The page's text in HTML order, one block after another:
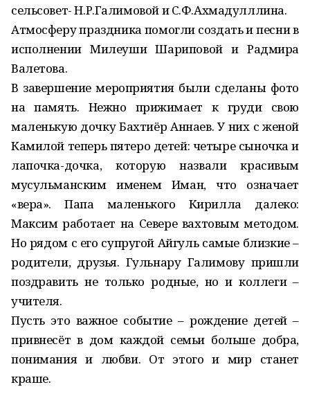
сельсовет- Н.Р.Галимовой и С.Ф.Ахмадулллина.
Атмосферу праздника помогли создать и песни в
исполнении Милеуши Шариповой и Радмира
Валетова.
В завершение мероприятия были сделаны фото
на память. Нежно прижимает к груди свою
маленькую дочку Бахтиёр Аннаев. У них с женой
Камилой теперь пятеро детей: четыре сыночка и
лапочка-дочка, которую назвали красивым
мусульманским именем Иман, что означает
«вера». Папа маленького Кирилла далеко:
Максим работает на Севере вахтовым методом.
Но рядом с его супругой Айгуль самые близкие –
родители, друзья. Гульнару Галимову пришли
поздравить не только родные, но и коллеги –
учителя.
Пусть это важное событие – рождение детей –
привнесёт в дом каждой семьи больше добра,
понимания и любви. От этого и мир станет
краше.